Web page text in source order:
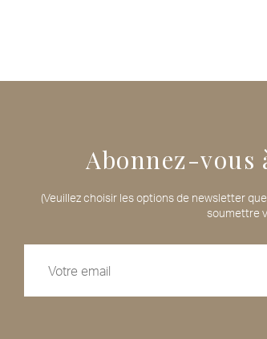
Abonnez-vous
(Veuillez choisir les options de newsletter
soumettre